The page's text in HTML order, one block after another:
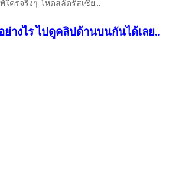
ใครจริงๆ โหดสลัดรัสเซีย…
ย่างไร ไปดูคลิปด้านบนกันได้เลย..